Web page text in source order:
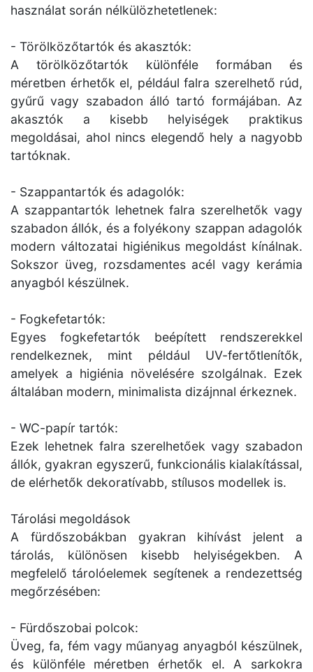
használat során nélkülözhetetlenek:
- Törölközőtartók és akasztók:
A törölközőtartók különféle formában és
méretben érhetők el, például falra szerelhető rúd,
gyűrű vagy szabadon álló tartó formájában. Az
akasztók a kisebb helyiségek praktikus
megoldásai, ahol nincs elegendő hely a nagyobb
tartóknak.
- Szappantartók és adagolók:
A szappantartók lehetnek falra szerelhetők vagy
szabadon állók, és a folyékony szappan adagolók
modern változatai higiénikus megoldást kínálnak.
Sokszor üveg, rozsdamentes acél vagy kerámia
anyagból készülnek.
- Fogkefetartók:
Egyes fogkefetartók beépített rendszerekkel
rendelkeznek, mint például UV-fertőtlenítők,
amelyek a higiénia növelésére szolgálnak. Ezek
általában modern, minimalista dizájnnal érkeznek.
- WC-papír tartók:
Ezek lehetnek falra szerelhetőek vagy szabadon
állók, gyakran egyszerű, funkcionális kialakítással,
de elérhetők dekoratívabb, stílusos modellek is.
Tárolási megoldások
A fürdőszobákban gyakran kihívást jelent a
tárolás, különösen kisebb helyiségekben. A
megfelelő tárolóelemek segítenek a rendezettség
megőrzésében:
- Fürdőszobai polcok:
Üveg, fa, fém vagy műanyag anyagból készülnek,
és különféle méretben érhetők el. A sarkokra